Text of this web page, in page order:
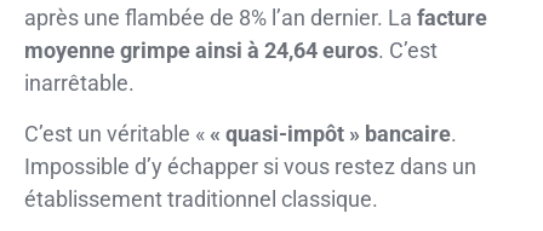
après une flambée de 8% l’an dernier. La facture
moyenne grimpe ainsi à 24,64 euros. C’est
inarrêtable.
C’est un véritable «« quasi-impôt » bancaire.
Impossible d’y échapper si vous restez dans un
établissement traditionnel classique.